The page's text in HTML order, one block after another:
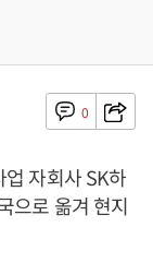
0
자회사 SK하
으로 옮겨 현지